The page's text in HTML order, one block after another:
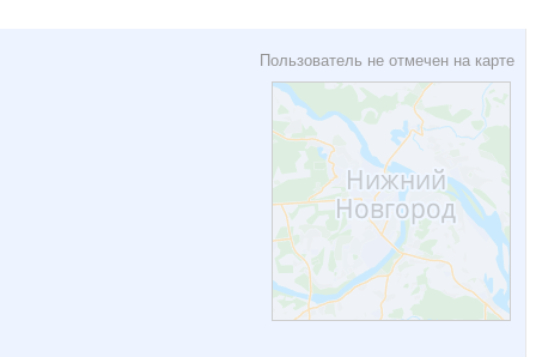
Пользователь не отмечен на карте